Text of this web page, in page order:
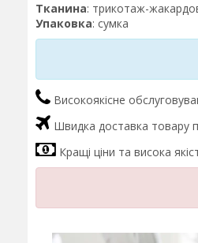
Тканина: трикотаж-
Упаковка: сумка
Високоякісне
Швидка доставка товару
Кращі ціни та висока